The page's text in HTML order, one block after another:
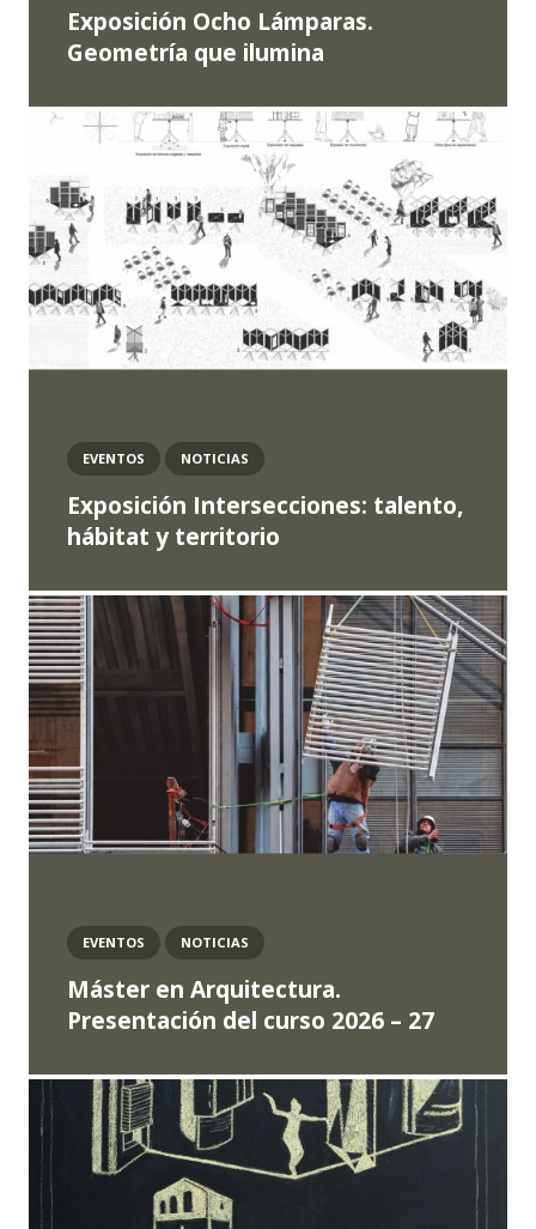
Exposición Ocho Lámparas.
Geometría que ilumina
Exposición Intersecciones: talento,
hábitat y territorio
EVENTOS NOTICIAS
Máster en Arquitectura.
Presentación del curso 2026 – 27
EVENTOS NOTICIAS